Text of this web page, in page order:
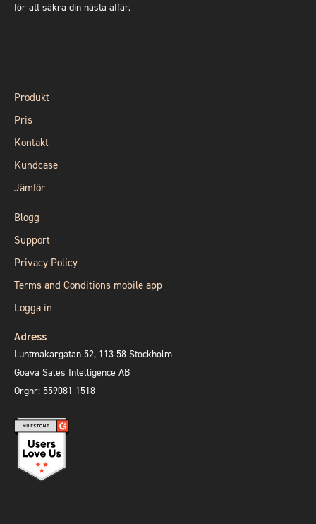
för att säkra din nästa affär.
Produkt
Pris
Kontakt
Kundcase
Jämför
Blogg
Support
Privacy Policy
Terms and Conditions mobile app
Logga in
Adress
Luntmakargatan 52, 113 58 Stockholm
Goava Sales Intelligence AB
Orgnr: 559081-1518